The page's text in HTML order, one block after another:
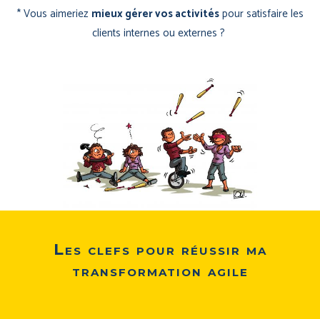
* Vous aimeriez mieux gérer vos activitéspour satisfaire les
clients internes ou externes ?
Les clefs pour réussir ma
transformation agile